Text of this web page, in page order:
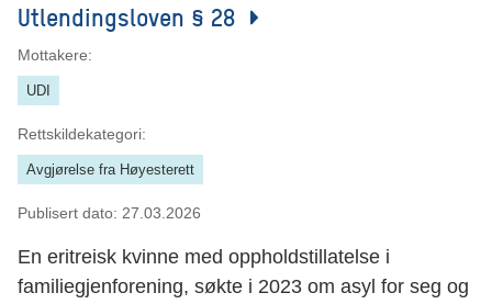
Utlendingsloven § 28
Mottakere:
UDI
Rettskildekategori:
Avgjørelse fra Høyesterett
Publisert dato: 27.03.2026
En eritreisk kvinne med oppholdstillatelse i
familiegjenforening, søkte i 2023 om asyl for seg og